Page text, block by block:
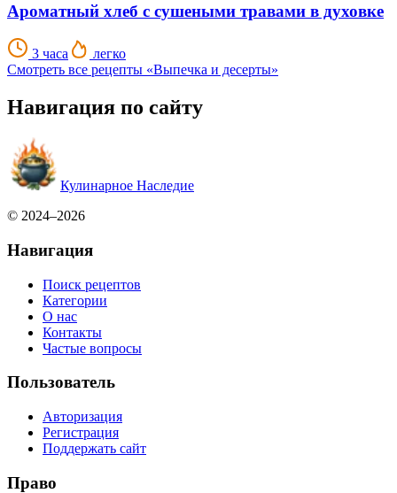
Ароматный хлеб с сушеными травами в духовке
3 часа
легко
Смотреть все рецепты «Выпечка и десерты»
Навигация по сайту
Кулинарное Наследие
© 2024–2026
Навигация
Поиск рецептов
Категории
О нас
Контакты
Частые вопросы
Пользователь
Авторизация
Регистрация
Поддержать сайт
Право